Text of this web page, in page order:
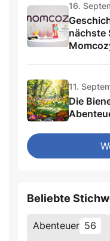
16.
nächste
11.
Die
Beliebte
Abenteuer 56